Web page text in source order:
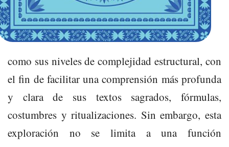
como sus niveles de complejidad estructural, con
el fin de facilitar una comprensión más profunda
y clara de sus textos sagrados, fórmulas,
costumbres y ritualizaciones. Sin embargo, esta
exploración no se limita a una función